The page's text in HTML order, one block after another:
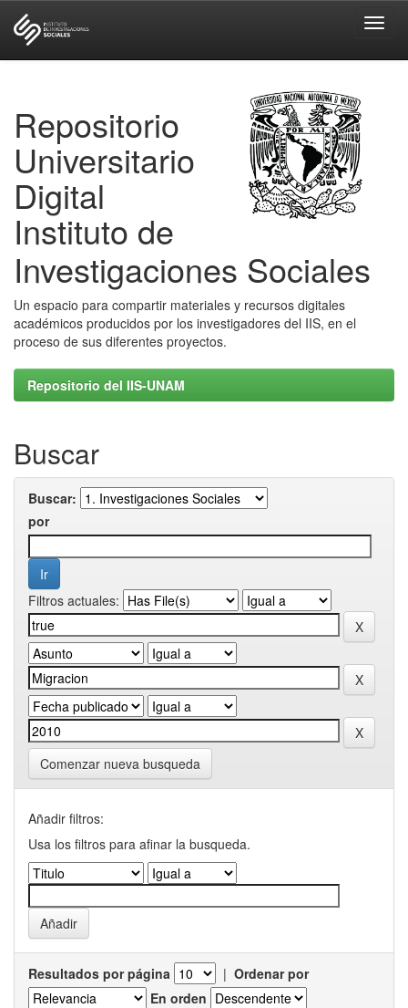
Repositorio
Universitario
Digital
Instituto de
Investigaciones Sociales
Un espacio para compartir materiales y recursos digitales
académicos producidos por los investigadores del IIS, en el
proceso de sus diferentes proyectos.
Repositorio del IIS-UNAM
Buscar
Buscar:
por
Filtros actuales:
Comenzar nueva busqueda
Añadir filtros:
Usa los filtros para afinar la busqueda.
Resultados por página | Ordenar por
En orden